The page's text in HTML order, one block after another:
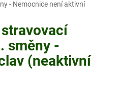
- Nemocnice není aktivní
směny -
(neaktivní